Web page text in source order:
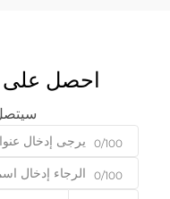
احصل
0/100
0/100